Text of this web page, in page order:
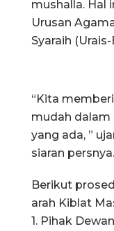
mushalla. Hal
Urusan
Syaraih
“Kita
mudah dalam
yang ada, ”
siaran persnya.
Berikut
arah Kiblat
1. Pihak